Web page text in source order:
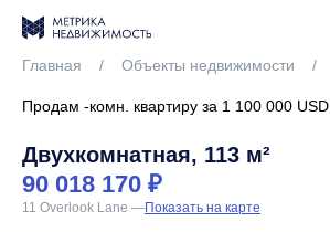
Главная / Объекты недвижимости /
Продам -комн. квартиру за 1 100 000 USD
Двухкомнатная, 113 м²
90 018 170 ₽
11 Overlook Lane —Показать на карте